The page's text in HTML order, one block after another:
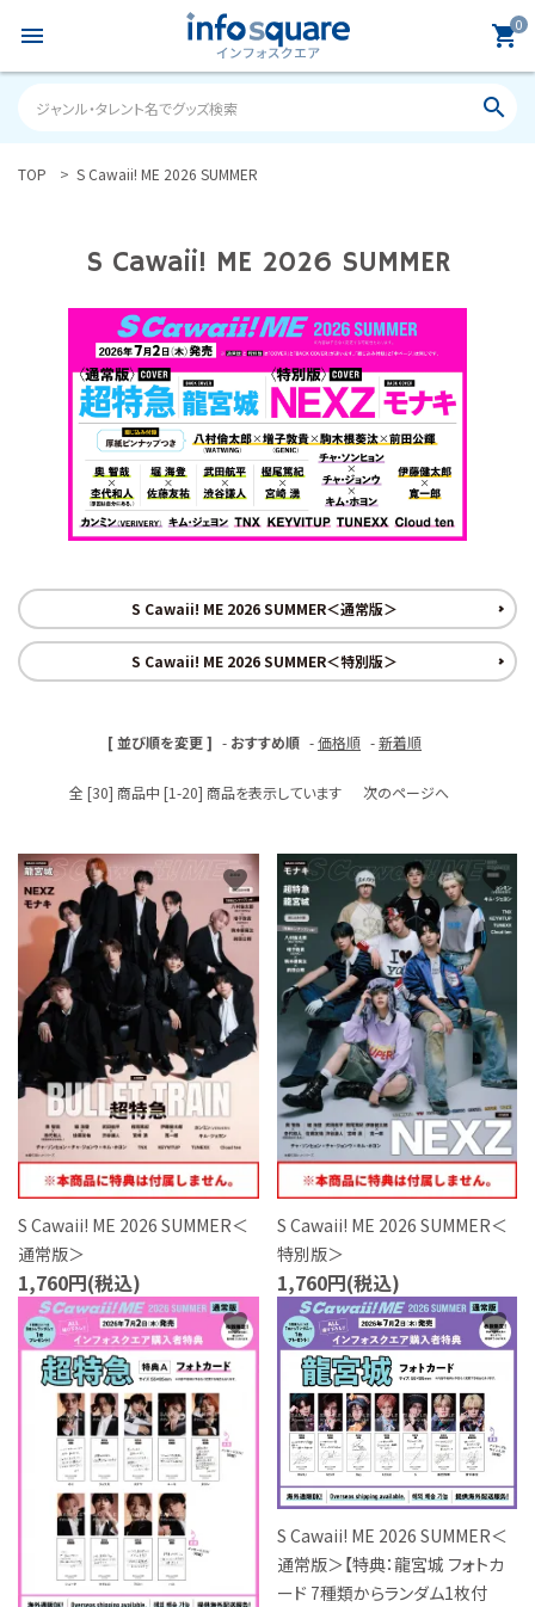
menu 0
shopping_cart
search
ACCOUNT MENU
ログイン person 新規会員登録
カテゴリーから探す
S Cawaii! ME
声優写真集・フォトブック
アイドル・タレント
ロト・ナンバーズ書籍・グッズ
ご利用ガイド
プライバシーポリシー
特定商取引法について
お問い合わせ
TOP S Cawaii! ME 2026 SUMMER
S Cawaii! ME 2026 SUMMER
S Cawaii! ME 2026 SUMMER＜通常版＞
S Cawaii! ME 2026 SUMMER＜特別版＞
[ 並び順を変更 ] - おすすめ順 -価格順 -新着順
全 [30] 商品中 [1-20] 商品を表示しています 次のページへ
S Cawaii! ME 2026 SUMMER＜
通常版＞
1,760円(税込)
favorite
S Cawaii! ME 2026 SUMMER＜
特別版＞
1,760円(税込)
favorite
favorite
S Cawaii! ME 2026 SUMMER＜
通常版＞【特典：龍宮城 フォトカ
ード 7種類からランダム1枚付
favorite